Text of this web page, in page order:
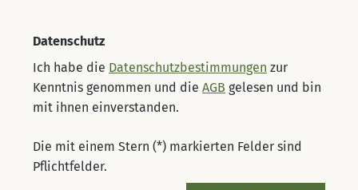
Datenschutz
Ich habe die Datenschutzbestimmungen zur
Kenntnis genommen und die AGB gelesen und bin
mit ihnen einverstanden.
Die mit einem Stern (*) markierten Felder sind
Pflichtfelder.